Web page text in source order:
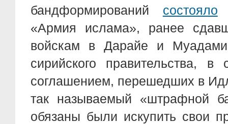
бандформирований состояло
«Армия ислама», ранее
войскам в Дарайе и
сирийского правительства, в
соглашением, перешедших в
так называемый «штрафной
обязаны были искупить свои